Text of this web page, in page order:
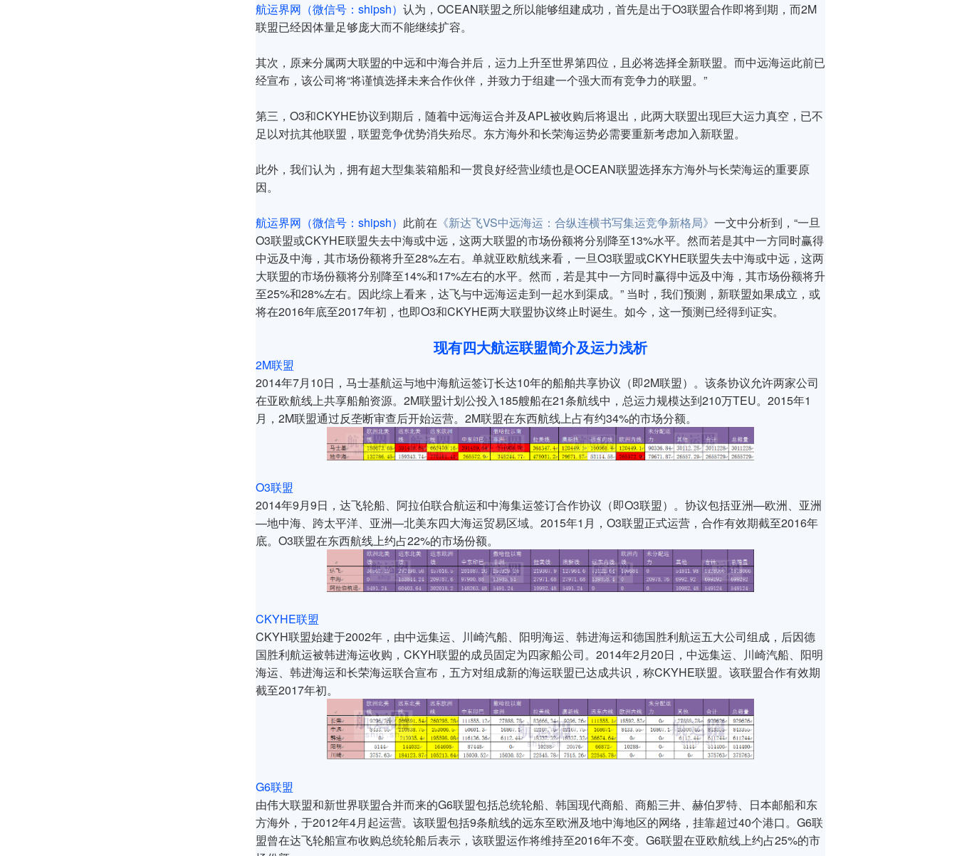
航运界网（微信号：shipsh） 认为，OCEAN联盟之所以能够组建成功，首先是出于O3联盟合作即将到期，而2M
联盟已经因体量足够庞大而不能继续扩容。
其次，原来分属两大联盟的中远和中海合并后，运力上升至世界第四位，且必将选择全新联盟。而中远海运此前已
经宣布，该公司将“将谨慎选择未来合作伙伴，并致力于组建一个强大而有竞争力的联盟。”
第三，O3和CKYHE协议到期后，随着中远海运合并及APL被收购后将退出，此两大联盟出现巨大运力真空，已不
足以对抗其他联盟，联盟竞争优势消失殆尽。东方海外和长荣海运势必需要重新考虑加入新联盟。
此外，我们认为，拥有超大型集装箱船和一贯良好经营业绩也是OCEAN联盟选择东方海外与长荣海运的重要原
因。
航运界网（微信号：shipsh） 此前在 《新达飞VS中远海运：合纵连横书写集运竞争新格局》 一文中分析到，“一旦
O3联盟或CKYHE联盟失去中海或中远，这两大联盟的市场份额将分别降至13%水平。然而若是其中一方同时赢得
中远及中海，其市场份额将升至28%左右。单就亚欧航线来看，一旦O3联盟或CKYHE联盟失去中海或中远，这两
大联盟的市场份额将分别降至14%和17%左右的水平。然而，若是其中一方同时赢得中远及中海，其市场份额将升
至25%和28%左右。因此综上看来，达飞与中远海运走到一起水到渠成。” 当时，我们预测，新联盟如果成立，或
将在2016年底至2017年初，也即O3和CKYHE两大联盟协议终止时诞生。如今，这一预测已经得到证实。
现有四大航运联盟简介及运力浅析
2M联盟
2014年7月10日，马士基航运与地中海航运签订长达10年的船舶共享协议（即2M联盟）。该条协议允许两家公司
在亚欧航线上共享船舶资源。2M联盟计划公投入185艘船在21条航线中，总运力规模达到210万TEU。2015年1
月，2M联盟通过反垄断审查后开始运营。2M联盟在东西航线上占有约34%的市场分额。
O3联盟
2014年9月9日，达飞轮船、阿拉伯联合航运和中海集运签订合作协议（即O3联盟）。协议包括亚洲—欧洲、亚洲
—地中海、跨太平洋、亚洲—北美东四大海运贸易区域。2015年1月，O3联盟正式运营，合作有效期截至2016年
底。O3联盟在东西航线上约占22%的市场份额。
CKYHE联盟
CKYH联盟始建于2002年，由中远集运、川崎汽船、阳明海运、韩进海运和德国胜利航运五大公司组成，后因德
国胜利航运被韩进海运收购，CKYH联盟的成员固定为四家船公司。2014年2月20日，中远集运、川崎汽船、阳明
海运、韩进海运和长荣海运联合宣布，五方对组成新的海运联盟已达成共识，称CKYHE联盟。该联盟合作有效期
截至2017年初。
G6联盟
由伟大联盟和新世界联盟合并而来的G6联盟包括总统轮船、韩国现代商船、商船三井、赫伯罗特、日本邮船和东
方海外，于2012年4月起运营。该联盟包括9条航线的远东至欧洲及地中海地区的网络，挂靠超过40个港口。G6联
盟曾在达飞轮船宣布收购总统轮船后表示，该联盟运作将维持至2016年不变。G6联盟在亚欧航线上约占25%的市